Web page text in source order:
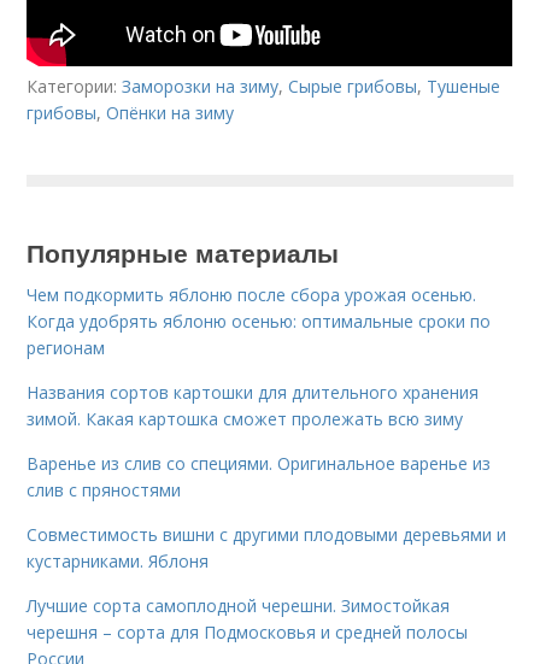
Категории:Заморозки на зиму,Сырые грибовы, Тушеные
грибовы,Опёнки на зиму
Популярные материалы
Чем подкормить яблоню после сбора урожая осенью.
Когда удобрять яблоню осенью: оптимальные сроки по
регионам
Названия сортов картошки для длительного хранения
зимой. Какая картошка сможет пролежать всю зиму
Варенье из слив со специями. Оригинальное варенье из
слив с пряностями
Совместимость вишни с другими плодовыми деревьями и
кустарниками. Яблоня
Лучшие сорта самоплодной черешни. Зимостойкая
черешня – сорта для Подмосковья и средней полосы
России